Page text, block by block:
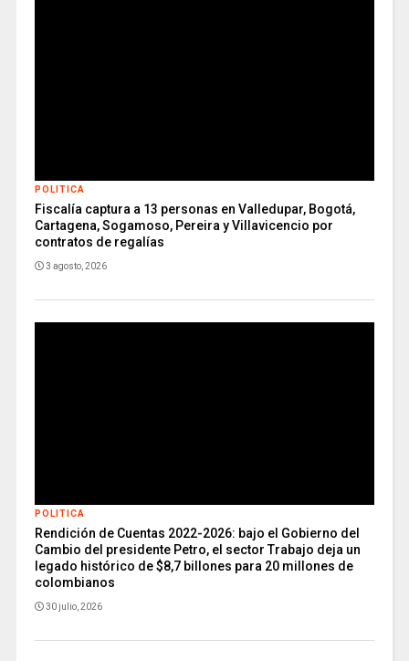
POLITICA
Fiscalía captura a 13 personas en Valledupar, Bogotá,
Cartagena, Sogamoso, Pereira y Villavicencio por
contratos de regalías
3 agosto, 2026
POLITICA
Rendición de Cuentas 2022-2026: bajo el Gobierno del
Cambio del presidente Petro, el sector Trabajo deja un
legado histórico de $8,7 billones para 20 millones de
colombianos
30 julio, 2026